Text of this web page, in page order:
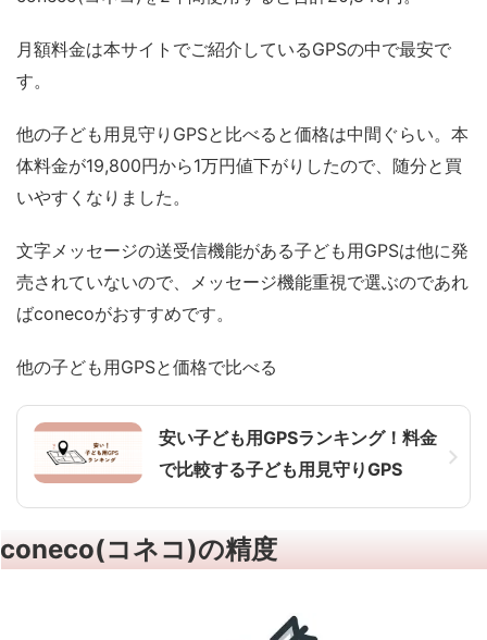
月額料金は本サイトでご紹介しているGPSの中で最安で
す。
他の子ども用見守りGPSと比べると価格は中間ぐらい。本
体料金が19,800円から1万円値下がりしたので、随分と買
いやすくなりました。
文字メッセージの送受信機能がある子ども用GPSは他に発
売されていないので、 メッセージ機能重視で選ぶのであれ
ばconecoがおすすめです。
他の子ども用GPSと価格で比べる
安い子ども用GPSランキング！料金
で比較する子ども用見守りGPS
coneco(コネコ)の精度